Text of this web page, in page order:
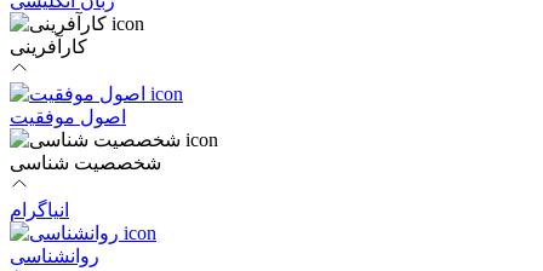
کارآفرینی
اصول موفقیت
شخصصیت شناسی
انیاگرام
روانشناسی